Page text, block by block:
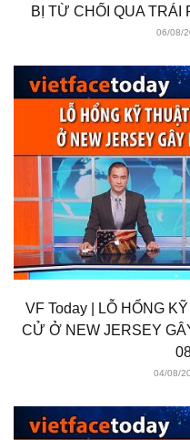
BỊ TỪ CHỐI QUA TRÁI
06/08/
VF Today | LỖ HỔNG
CỬ Ở NEW JERSEY
04/08/